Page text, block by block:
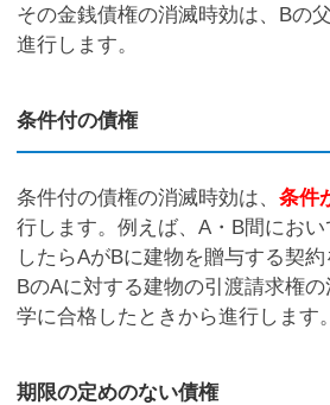
その金銭債権の消滅時効は、Bの
進行します。
条件付の債権
条件付の債権の消滅時効は、条件
行します。例えば、A・B間にお
したらAがBに建物を贈与する契約
BのAに対する建物の引渡請求権
学に合格したときから進行します。
期限の定めのない債権